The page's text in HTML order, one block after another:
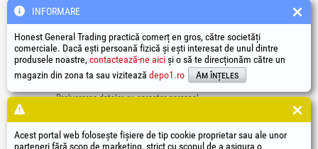
Legături Utile
Prelucrarea datelor cu caracter personal
Datele de identificare ale societății
Autoritatea națională pentru protecția consumatorilor
INFORMARE
Honest General Trading practică comerț en gros, către societăți
comerciale. Dacă ești persoană fizică și ești interesat de unul dintre
produsele noastre, contactează-ne aiciși o să te direcționăm către un
magazin din zona ta sau vizitează depo1.ro Am înțeles
Acest portal web folosește fișiere de tip cookie proprietar sau ale unor
parteneri fără scop de marketing, strict cu scopul de a asigura o